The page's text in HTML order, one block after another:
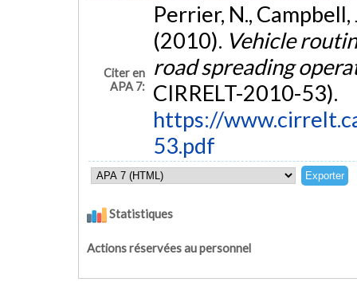
Citer en
APA 7:
Perrier, N., Campbell,
(2010). Vehicle
road spreading
CIRRELT-2010-53).
https://
53.pdf
Statistiques
Actions réservées au personnel